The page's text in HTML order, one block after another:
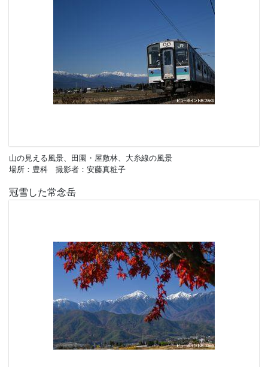
山の見える風景、田園・屋敷林、大糸線の風景
場所：豊科 撮影者：安藤真粧子
冠雪した常念岳